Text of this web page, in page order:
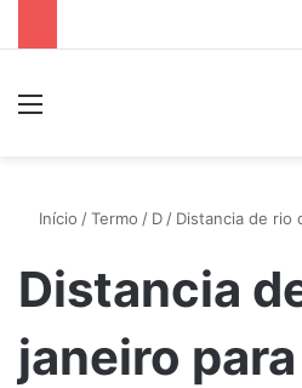
Início /Termo / D / Distancia de rio
Distancia
janeiro